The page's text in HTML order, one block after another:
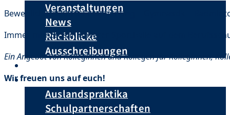
Veranstaltungen
News
Rückblicke
Ausschreibungen
Anmeldung
International
Auslandspraktika
Schulpartnerschaften
Beweglichkeit-Kraft-Entspannung | Gymnastik |
Immer montags in unserer Sporthalle auf dem
Ein Angebot von Kolleginnen und Kollegen für Kolleginnen,
Wir freuen uns auf euch!